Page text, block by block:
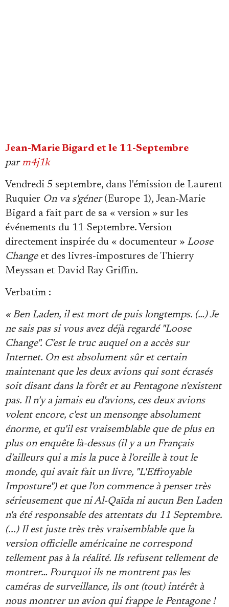
Jean-Marie Bigard et le 11-Septembre
parm4j1k
Vendredi 5 septembre, dans l'émission de Laurent
Ruquier On va s'géner(Europe 1), Jean-Marie
Bigard a fait part de sa « version » sur les
événements du 11-Septembre. Version
directement inspirée du « documenteur » Loose
Changeet des livres-impostures de Thierry
Meyssan et David Ray Griffin.
Verbatim :
« Ben Laden, il est mort de puis longtemps. (…) Je
ne sais pas si vous avez déjà regardé "Loose
Change". C'est le truc auquel on a accès sur
Internet. On est absolument sûr et certain
maintenant que les deux avions qui sont écrasés
soit disant dans la forêt et au Pentagone n'existent
pas. Il n'y a jamais eu d'avions, ces deux avions
volent encore, c'est un mensonge absolument
énorme, et qu'il est vraisemblable que de plus en
plus on enquête là-dessus (il y a un Français
d'ailleurs qui a mis la puce à l'oreille à tout le
monde, qui avait fait un livre, "L'Effroyable
Imposture") et que l'on commence à penser très
sérieusement que ni Al-Qaïda ni aucun Ben Laden
n'a été responsable des attentats du 11 Septembre.
(...) Il est juste très très vraisemblable que la
version officielle américaine ne correspond
tellement pas à la réalité. Ils refusent tellement de
montrer… Pourquoi ils ne montrent pas les
caméras de surveillance, ils ont (tout) intérêt à
nous montrer un avion qui frappe le Pentagone !